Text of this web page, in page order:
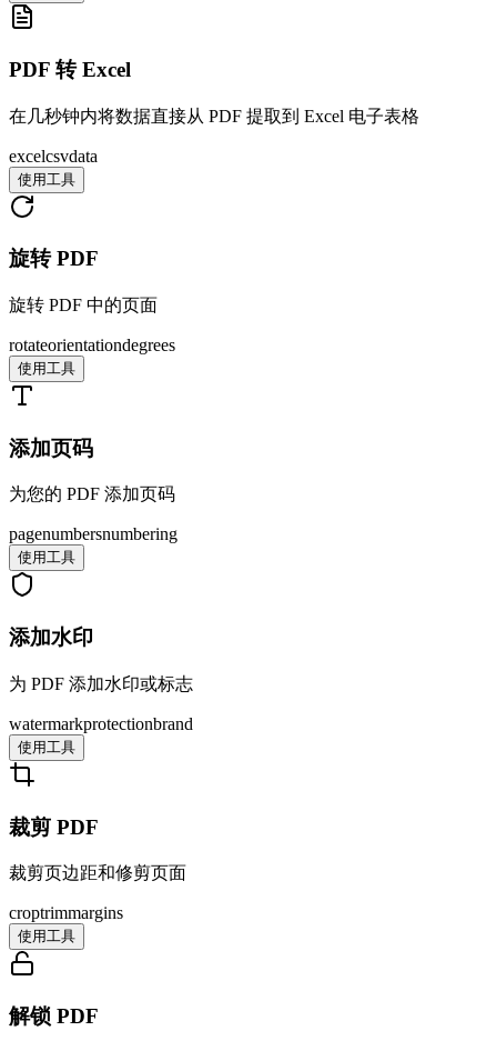
PDF 转 Excel
在几秒钟内将数据直接从 PDF 提取到 Excel 电子表格
excelcsvdata
使用工具
旋转 PDF
旋转 PDF 中的页面
rotateorientationdegrees
使用工具
添加页码
为您的 PDF 添加页码
pagenumbersnumbering
使用工具
添加水印
为 PDF 添加水印或标志
watermarkprotectionbrand
使用工具
裁剪 PDF
裁剪页边距和修剪页面
croptrimmargins
使用工具
解锁 PDF